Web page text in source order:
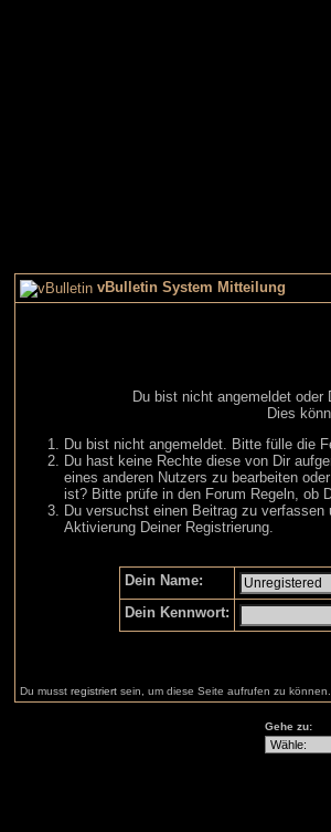
vBulletin System Mitteilung
Du bist nicht angemeldet
Dies
Du bist nicht angemeldet. Bitte fülle die
Du hast keine Rechte diese von Dir
eines anderen Nutzers zu bearbeiten
ist? Bitte prüfe in den Forum Regeln, ob
Du versuchst einen Beitrag zu
Aktivierung Deiner Registrierung.
Dein Name:
Dein Kennwort:
Du musst registriert sein, um diese Seite aufrufen zu können.
Gehe zu: